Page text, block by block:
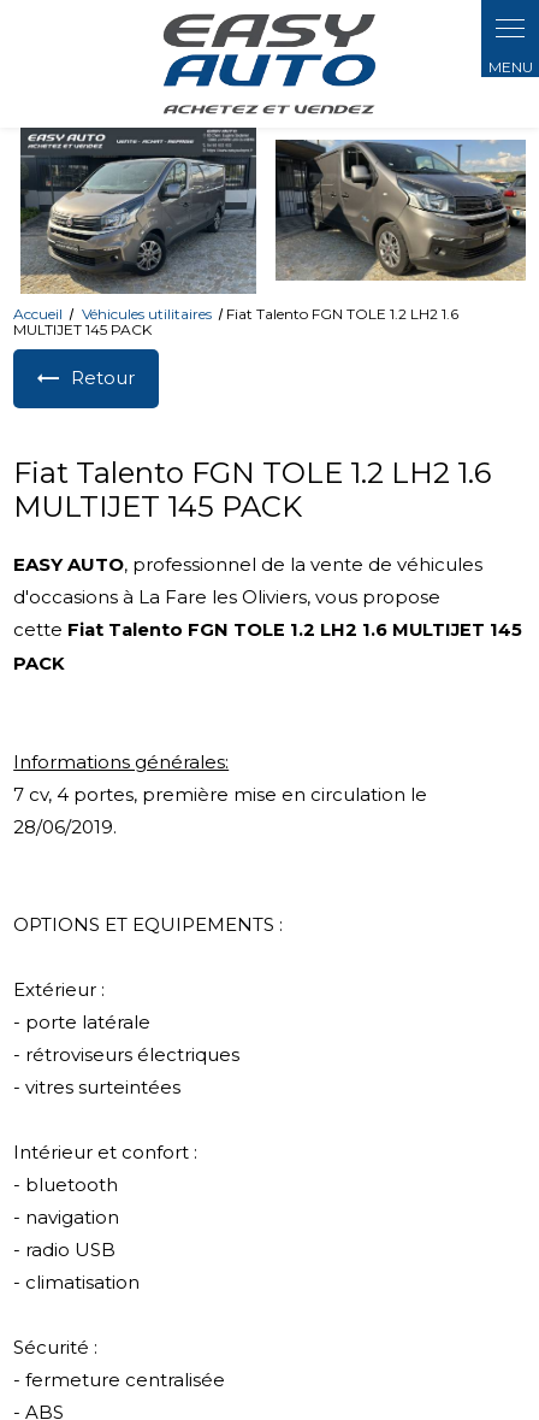
Accueil Véhicules utilitaires
Fiat Talento FGN TOLE 1.2 LH2 1.6
MULTIJET 145 PACK
Retour
Fiat Talento FGN TOLE 1.2 LH2 1.6
MULTIJET 145 PACK
EASY AUTO, professionnel de la vente de véhicules
d'occasions à La Fare les Oliviers, vous propose
cette Fiat Talento FGN TOLE 1.2 LH2 1.6 MULTIJET 145
PACK
Informations générales:
7 cv, 4 portes, première mise en circulation le
28/06/2019.
OPTIONS ET EQUIPEMENTS :
Extérieur :
- porte latérale
- rétroviseurs électriques
- vitres surteintées
Intérieur et confort :
- bluetooth
- navigation
- radio USB
- climatisation
Sécurité :
- fermeture centralisée
- ABS
Panneau de gestion des cookies